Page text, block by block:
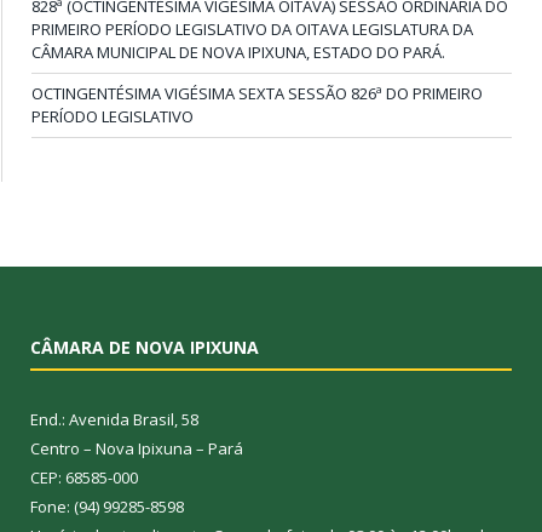
828ª (OCTINGENTÉSIMA VIGÉSIMA OITAVA) SESSÃO ORDINÁRIA DO
PRIMEIRO PERÍODO LEGISLATIVO DA OITAVA LEGISLATURA DA
CÂMARA MUNICIPAL DE NOVA IPIXUNA, ESTADO DO PARÁ.
OCTINGENTÉSIMA VIGÉSIMA SEXTA SESSÃO 826ª DO PRIMEIRO
PERÍODO LEGISLATIVO
CÂMARA DE NOVA IPIXUNA
End.: Avenida Brasil, 58
Centro – Nova Ipixuna – Pará
CEP: 68585-000
Fone: (94) 99285-8598